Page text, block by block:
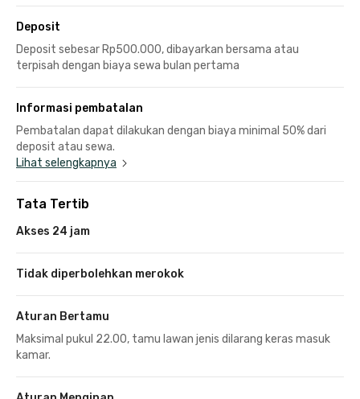
Deposit
Deposit sebesar Rp500.000, dibayarkan bersama atau
terpisah dengan biaya sewa bulan pertama
Informasi pembatalan
Pembatalan dapat dilakukan dengan biaya minimal 50% dari
deposit atau sewa.
Lihat selengkapnya
Tata Tertib
Akses 24 jam
Tidak diperbolehkan merokok
Aturan Bertamu
Maksimal pukul 22.00, tamu lawan jenis dilarang keras masuk
kamar.